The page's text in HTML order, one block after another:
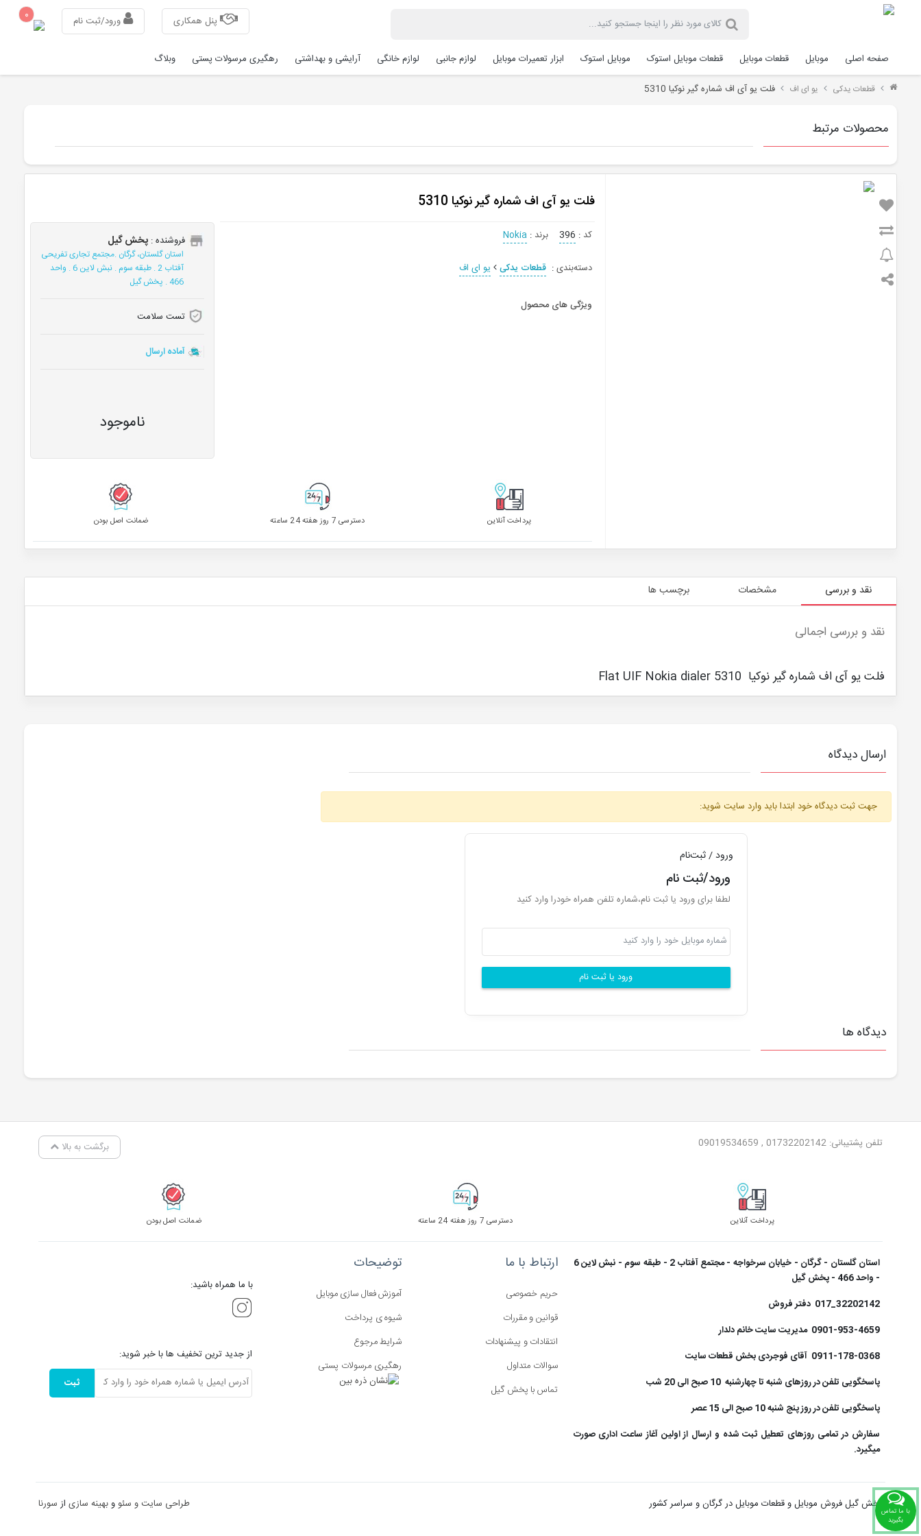
پنل همکاری ورود/ثبت نام ۰
صفحه اصلی موبایل قطعات موبایل قطعات موبایل استوک موبایل استوک ابزار تعمیرات موبایل لوازم جانبی لوازم خانگی آرایشی و بهداشتی رهگیری مرسولات پستی وبلاگ
با ما تماس
بگیرید
قطعات یدکی یو ای اف فلت یو آی اف شماره گیر نوکیا 5310
محصولات مرتبط
فلت یو آی اف شماره گیر نوکیا 5310
کد :
396 برند :
Nokia
دسته‌بندی: قطعات یدکی یو ای اف
ویژگی های محصول
فروشنده : پخش گیل
استان گلستان، گرگان .مجتمع تجاری تفریحی
آفتاب 2 . طبقه سوم . نبش لاین 6 . واحد
466 . پخش گیل
تست سلامت
آماده ارسال
ناموجود
پرداخت آنلاین دسترسی 7 روز هفته 24 ساعته ضمانت اصل بودن
نقد و بررسی مشخصات برچسب ها
نقد و بررسی اجمالی
فلت یو آی اف شماره گیر نوکیا Flat UIF Nokia dialer 5310
ارسال دیدگاه
جهت ثبت دیدگاه خود ابتدا باید وارد سایت شوید:
ورود / ثبت‌نام
ورود/ثبت نام
لطفا برای ورود یا ثبت نام،شماره تلفن همراه خودرا وارد کنید
ورود یا ثبت نام
دیدگاه ها
تلفن پشتیبانی: 01732202142 , 09019534659 برگشت به بالا
پرداخت آنلاین دسترسی 7 روز هفته 24 ساعته ضمانت اصل بودن
استان گلستان - گرگان - خیابان سرخواجه - مجتمع آفتاب 2 - طبقه سوم - نبش لاین 6
- واحد 466 - پخش گیل
32202142_017 دفتر فروش
0901-953-4659 مدیریت سایت خانم دلدار
0911-178-0368 آقای فوجردی بخش قطعات سایت
پاسخگویی تلفن در روزهای شنبه تا چهارشنبه 10 صبح الی 20 شب
پاسخگویی تلفن در روز پنج شنبه 10 صبح الی 15 عصر
سفارش در تمامی روزهای تعطیل ثبت شده و ارسال از اولین آغاز ساعت اداری صورت
میگیرد.
ارتباط با ما
حریم خصوصی
قوانین و مقررات
انتقادات و پیشنهادات
سوالات متداول
تماس با پخش گیل
توضیحات
آموزش فعال سازی موبایل
شیوه ی پرداخت
شرایط مرجوع
رهگیری مرسولات پستی
با ما همراه باشید:
از جدید ترین تخفیف ها با خبر شوید:
ثبت
پخش گیل فروش موبایل و قطعات موبایل در گرگان و سراسر کشور طراحی سایت و سئو وبهینه سازی از سورنا